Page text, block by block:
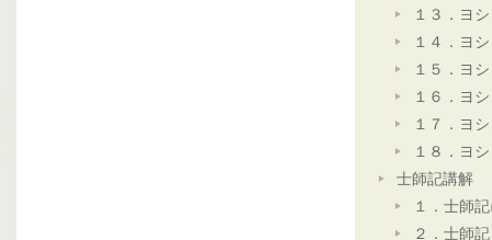
１３．ヨ
１４．ヨ
１５．ヨ
１６．ヨ
１７．ヨ
１８．ヨ
士師記講解
１．士師
２．士師